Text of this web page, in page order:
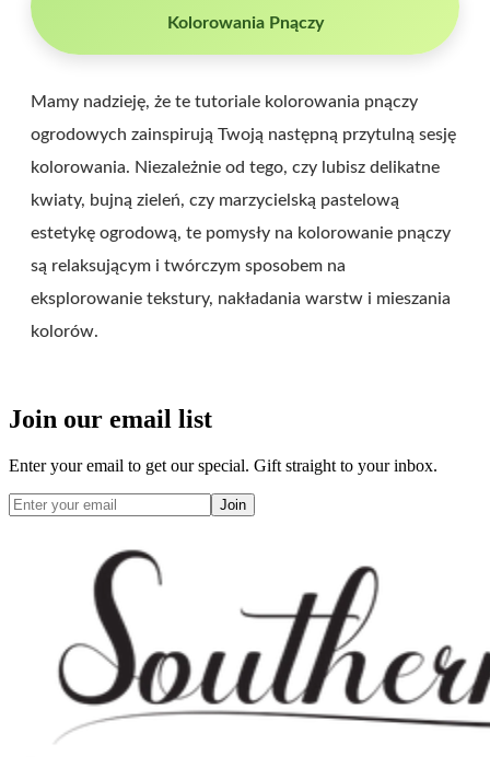
Kolorowania Pnączy
Mamy nadzieję, że te tutoriale kolorowania pnączy
ogrodowych zainspirują Twoją następną przytulną sesję
kolorowania. Niezależnie od tego, czy lubisz delikatne
kwiaty, bujną zieleń, czy marzycielską pastelową
estetykę ogrodową, te pomysły na kolorowanie pnączy
są relaksującym i twórczym sposobem na
eksplorowanie tekstury, nakładania warstw i mieszania
kolorów.
Join our email list
Enter your email to get our special. Gift straight to your inbox.
Join